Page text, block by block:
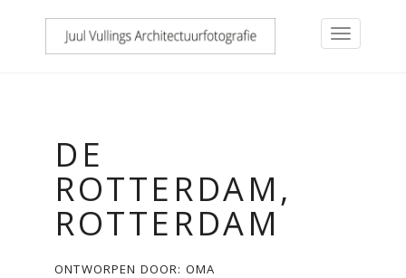
DE
ROTTERDAM,
ROTTERDAM
ONTWORPEN DOOR: OMA